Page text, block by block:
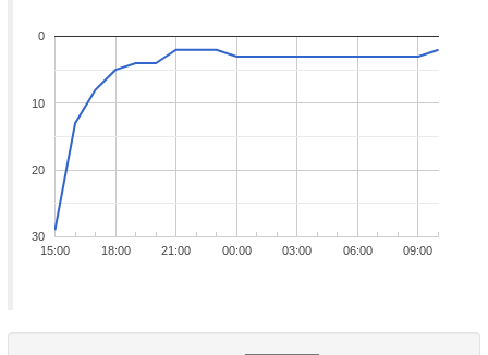
15:00 18:00 21:00 00:00 03:00 06:00 09:00
0
10
20
30